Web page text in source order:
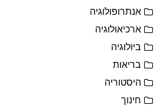
אנתרופולוגיה
ארכיאולוגיה
ביולוגיה
בריאות
היסטוריה
חינוך